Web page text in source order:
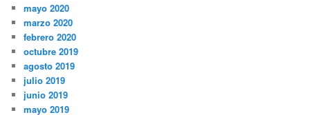
mayo 2020
marzo 2020
febrero 2020
octubre 2019
agosto 2019
julio 2019
junio 2019
mayo 2019